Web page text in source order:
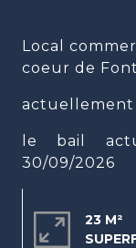
Local
coeur de
actuellement
le bail
30/09/2026
23 M²